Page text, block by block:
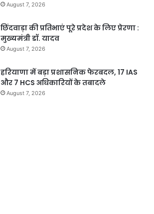
August 7, 2026
छिंदवाड़ा की प्रतिभाएं पूरे प्रदेश के लिए प्रेरणा :
मुख्यमंत्री डॉ. यादव
August 7, 2026
हरियाणा में बड़ा प्रशासनिक फेरबदल, 17 IAS
और 7 HCS अधिकारियों के तबादले
August 7, 2026